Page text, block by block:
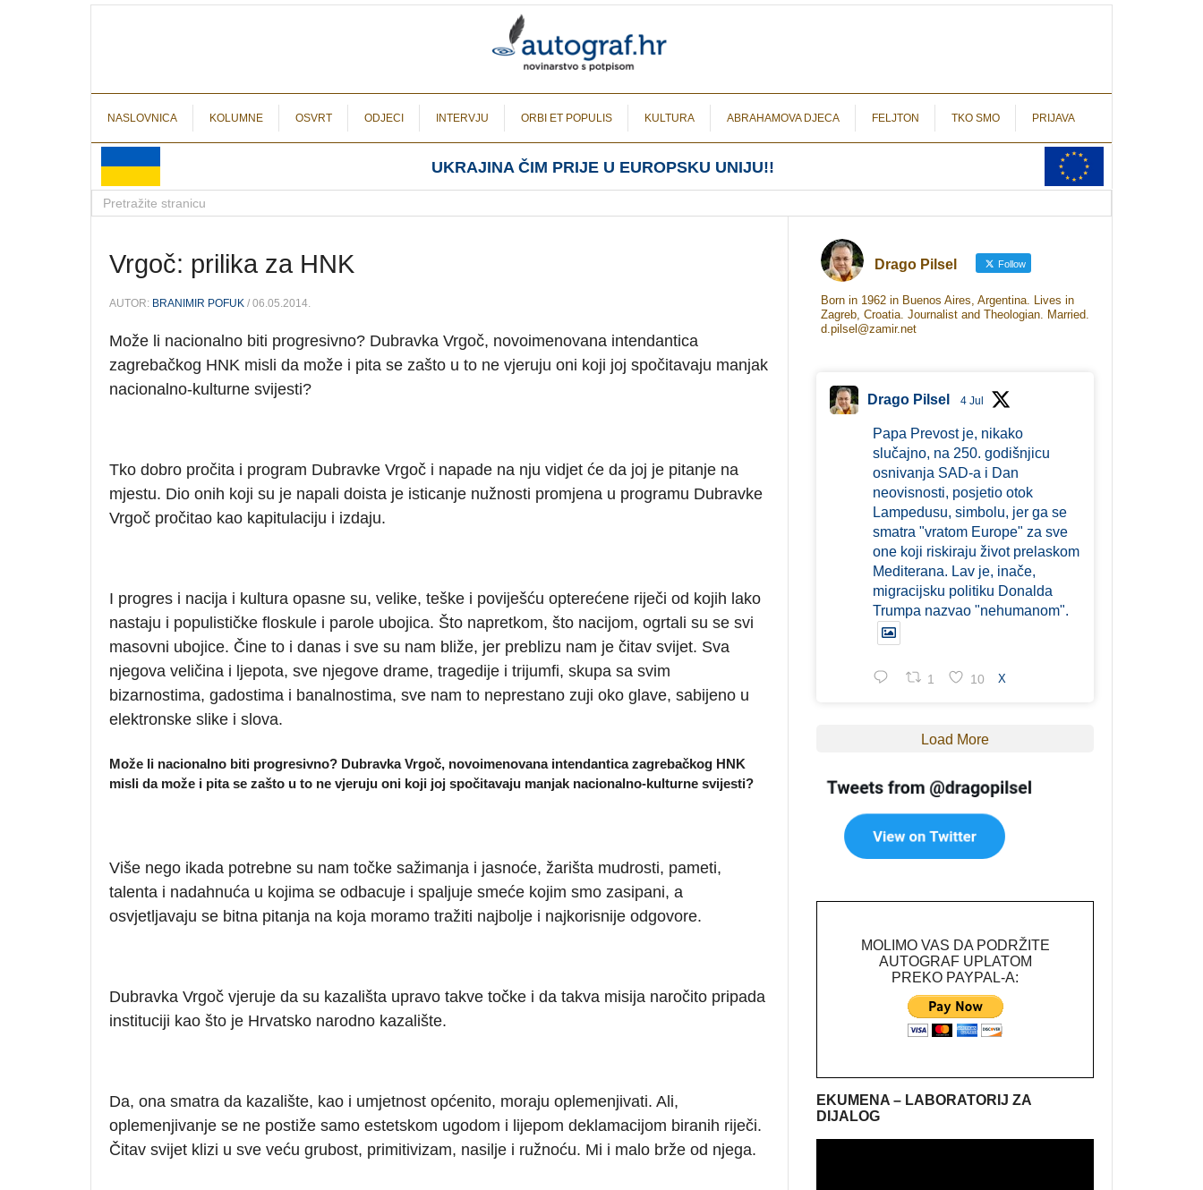
NASLOVNICA KOLUMNE OSVRT ODJECI INTERVJU ORBI ET POPULIS KULTURA ABRAHAMOVA DJECA FELJTON TKO SMO PRIJAVA
UKRAJINA ČIM PRIJE U EUROPSKU UNIJU!!
Vrgoč: prilika za HNK
AUTOR: BRANIMIR POFUK / 06.05.2014.
Može li nacionalno biti progresivno? Dubravka Vrgoč, novoimenovana intendantica
zagrebačkog HNK misli da može i pita se zašto u to ne vjeruju oni koji joj spočitavaju manjak
nacionalno-kulturne svijesti?
Tko dobro pročita i program Dubravke Vrgoč i napade na nju vidjet će da joj je pitanje na
mjestu. Dio onih koji su je napali doista je isticanje nužnosti promjena u programu Dubravke
Vrgoč pročitao kao kapitulaciju i izdaju.
I progres i nacija i kultura opasne su, velike, teške i poviješću opterećene riječi od kojih lako
nastaju i populističke floskule i parole ubojica. Što napretkom, što nacijom, ogrtali su se svi
masovni ubojice. Čine to i danas i sve su nam bliže, jer preblizu nam je čitav svijet. Sva
njegova veličina i ljepota, sve njegove drame, tragedije i trijumfi, skupa sa svim
bizarnostima, gadostima i banalnostima, sve nam to neprestano zuji oko glave, sabijeno u
elektronske slike i slova.
Može li nacionalno biti progresivno? Dubravka Vrgoč, novoimenovana intendantica zagrebačkog HNK
misli da može i pita se zašto u to ne vjeruju oni koji joj spočitavaju manjak nacionalno-kulturne svijesti?
Više nego ikada potrebne su nam točke sažimanja i jasnoće, žarišta mudrosti, pameti,
talenta i nadahnuća u kojima se odbacuje i spaljuje smeće kojim smo zasipani, a
osvjetljavaju se bitna pitanja na koja moramo tražiti najbolje i najkorisnije odgovore.
Dubravka Vrgoč vjeruje da su kazališta upravo takve točke i da takva misija naročito pripada
instituciji kao što je Hrvatsko narodno kazalište.
Da, ona smatra da kazalište, kao i umjetnost općenito, moraju oplemenjivati. Ali,
oplemenjivanje se ne postiže samo estetskom ugodom i lijepom deklamacijom biranih riječi.
Čitav svijet klizi u sve veću grubost, primitivizam, nasilje i ružnoću. Mi i malo brže od njega.
Drago Pilsel Follow
Born in 1962 in Buenos Aires, Argentina. Lives in
Zagreb, Croatia. Journalist and Theologian. Married.
d.pilsel@zamir.net
Drago Pilsel 4 Jul
Papa Prevost je, nikako
slučajno, na 250. godišnjicu
osnivanja SAD-a i Dan
neovisnosti, posjetio otok
Lampedusu, simbolu, jer ga se
smatra "vratom Europe" za sve
one koji riskiraju život prelaskom
Mediterana. Lav je, inače,
migracijsku politiku Donalda
Trumpa nazvao "nehumanom".
1 10 X
Load More
MOLIMO VAS DA PODRŽITE
AUTOGRAF UPLATOM
PREKO PAYPAL-A:
EKUMENA – LABORATORIJ ZA
DIJALOG